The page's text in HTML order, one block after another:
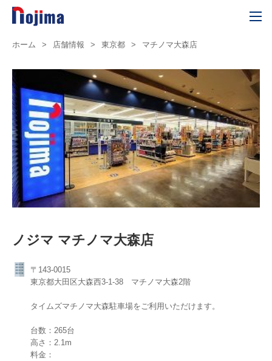
ホーム > 店舗情報 > 東京都 > マチノマ大森店
ノジマ マチノマ大森店
〒143-0015
東京都大田区大森⻄3-1-38 マチノマ大森2階
タイムズマチノマ大森駐車場をご利用いただけます。
台数：265台
高さ：2.1m
料金：